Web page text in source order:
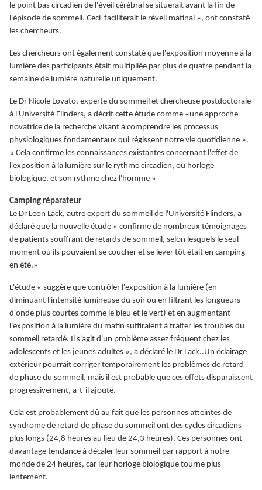
le point bas circadien de l'éveil cérébral se situerait avant la fin de
l'épisode de sommeil. Ceci faciliterait le réveil matinal », ont constaté
les chercheurs.
Les chercheurs ont également constaté que l'exposition moyenne à la
lumière des participants était multipliée par plus de quatre pendant la
semaine de lumière naturelle uniquement.
Le Dr Nicole Lovato, experte du sommeil et chercheuse postdoctorale
à l'Université Flinders, a décrit cette étude comme «une approche
novatrice de la recherche visant à comprendre les processus
physiologiques fondamentaux qui régissent notre vie quotidienne ».
« Cela confirme les connaissances existantes concernant l'effet de
l'exposition à la lumière sur le rythme circadien, ou horloge
biologique, et son rythme chez l'homme »
Camping réparateur
Le Dr Leon Lack, autre expert du sommeil de l'Université Flinders, a
déclaré que la nouvelle étude « confirme de nombreux témoignages
de patients souffrant de retards de sommeil, selon lesquels le seul
moment où ils pouvaient se coucher et se lever tôt était en camping
en été.»
L'étude « suggère que contrôler l'exposition à la lumière (en
diminuant l'intensité lumineuse du soir ou en filtrant les longueurs
d'onde plus courtes comme le bleu et le vert) et en augmentant
l'exposition à la lumière du matin suffiraient à traiter les troubles du
sommeil retardé. Il s'agit d'un problème assez fréquent chez les
adolescents et les jeunes adultes », a déclaré le Dr Lack..Un éclairage
extérieur pourrait corriger temporairement les problèmes de retard
de phase du sommeil, mais il est probable que ces effets disparaissent
progressivement, a-t-il ajouté.
Cela est probablement dû au fait que les personnes atteintes de
syndrome de retard de phase du sommeil ont des cycles circadiens
plus longs (24,8 heures au lieu de 24,3 heures). Ces personnes ont
davantage tendance à décaler leur sommeil par rapport à notre
monde de 24 heures, car leur horloge biologique tourne plus
lentement.